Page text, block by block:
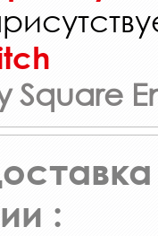
Square
: